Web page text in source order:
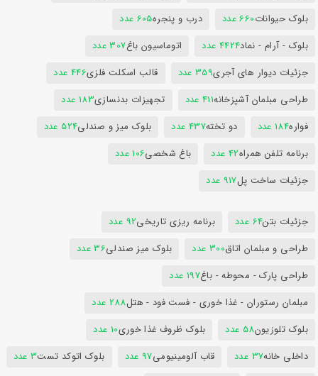
بلوک حیوانات660 عدد درب و پنجره605 عدد
بلوک - آرام - نماد4424 عدد اتوماسیون باغ307 عدد
جزئیات دیوار های آجری359 عدد قالب اسکلت فلزی446 عدد
طراحی مبلمان آشپزخانه411 عدد تجهیزات بدنسازی183 عدد
فواره184 عدد دو تخته437 عدد بلوک میز و صندلی524 عدد
برنامه تلفن همراه42 عدد باغ شخصی106 عدد
جزئیات ساخت پل917 عدد
جزئیات بتن64 عدد برنامه ریزی تاریخی92 عدد
طراحی و مبلمان اتاق300 عدد بلوک میز صندلی36 عدد
طراحی پارک - محوطه - باغ197 عدد
مبلمان رستوران - غذا خوری - فست فود - هتل288 عدد
بلوک تلوزیون58 عدد بلوک ظروف غذا خوری10 عدد
داخلی خانه37 عدد قاب آلومینیومی97 عدد بلوک اتوکد تست3 عدد